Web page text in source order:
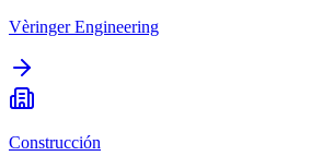
Vèringer Engineering
Construcción